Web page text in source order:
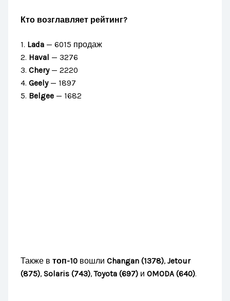
Кто возглавляет рейтинг?
1. Lada — 6015 продаж
2. Haval — 3276
3.Chery— 2220
4.Geely— 1897
5. Belgee — 1682
Также втоп-10 вошлиChangan (1378),Jetour
(875),Solaris (743),Toyota (697) иOMODA (640).